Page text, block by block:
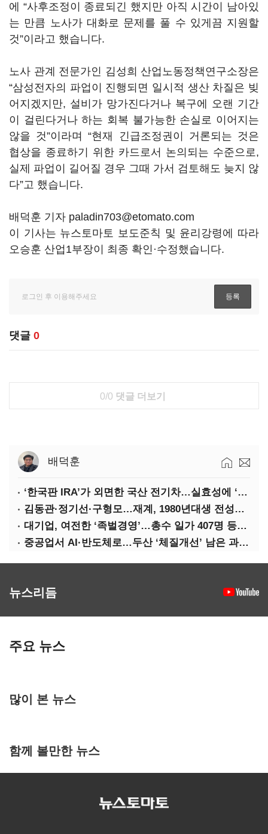
에 “사후조정이 종료되긴 했지만 아직 시간이 남아있
는 만큼 노사가 대화로 문제를 풀 수 있게끔 지원할
것”이라고 했습니다.
노사 관계 전문가인 김성희 산업노동정책연구소장은
“삼성전자의 파업이 진행되면 일시적 생산 차질은 빚
어지겠지만, 설비가 망가진다거나 복구에 오랜 기간
이 걸린다거나 하는 회복 불가능한 손실로 이어지는
않을 것”이라며“현재 긴급조정권이 거론되는 것은
협상을 종료하기 위한 카드로서 논의되는 수준으로,
실제 파업이 길어질 경우 그때 가서 검토해도 늦지 않
다”고 했습니다.
배덕훈 기자 paladin703@etomato.com
이 기사는 뉴스토마토 보도준칙 및 윤리강령에 따라
오승훈 산업1부장이 최종 확인·수정했습니다.
댓글 0
0/0 댓글 더보기
배덕훈
‘한국판 IRA’가 외면한 국산 전기차…실효성에 ‘의문’
김동관·정기선·구형모…재계, 1980년대생 전성시대
대기업, 여전한 ‘족벌경영’…총수 일가 407명 등기임원
중공업서 AI·반도체로…두산 ‘체질개선’ 남은 과제는
뉴스리듬
주요 뉴스
많이 본 뉴스
함께 볼만한 뉴스